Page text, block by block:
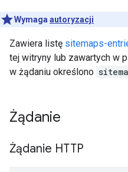
Wymaga autoryzacji
Zawiera listę sitemaps-
tej witryny lub zawartych w
w żądaniu określono
Żądanie
Żądanie HTTP